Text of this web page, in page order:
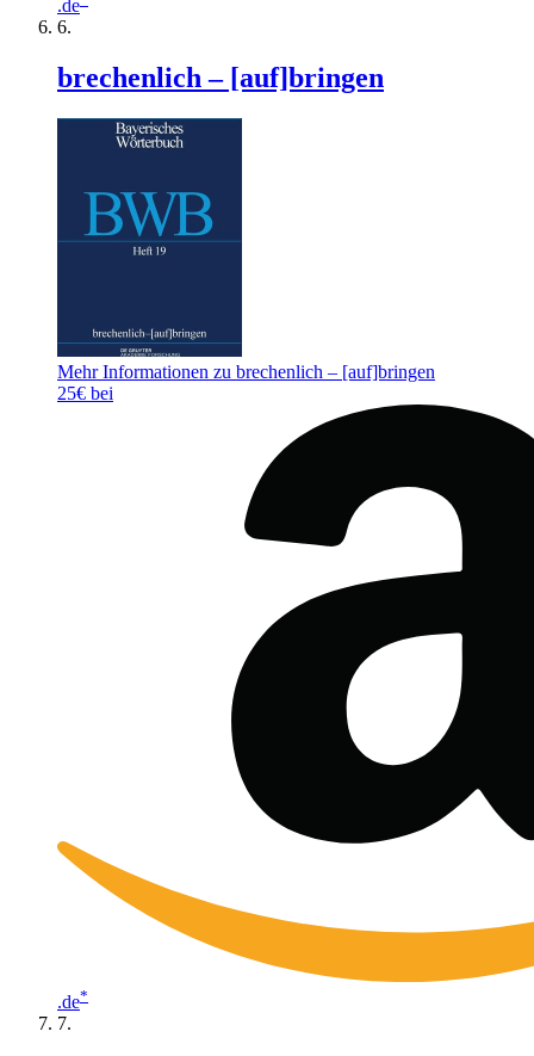
.de
brechenlich – [auf]bringen
Mehr Informationen zu brechenlich – [auf]bringen
25€ bei
.de*